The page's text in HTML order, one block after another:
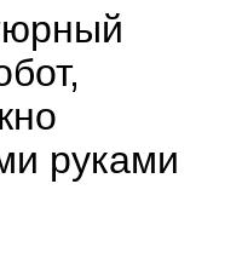
руками